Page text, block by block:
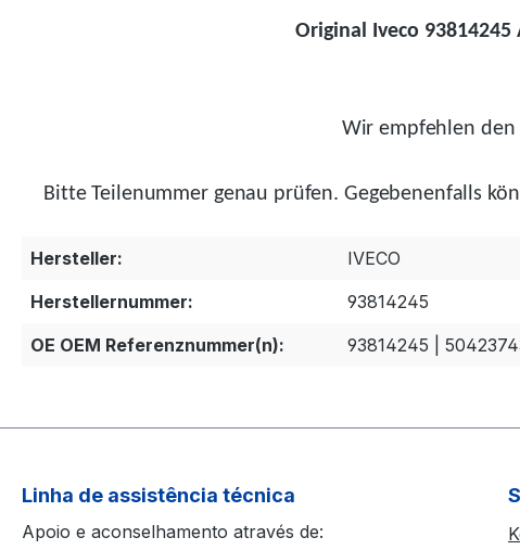
Original Iveco
Wir empfehlen den
Bitte Teilenummer genau prüfen. Gegebenenfalls
Hersteller:
IVECO
Herstellernummer:
93814245
OE OEM Referenznummer(n):
93814245 |
Linha de assistência técnica
Apoio e aconselhamento através de: